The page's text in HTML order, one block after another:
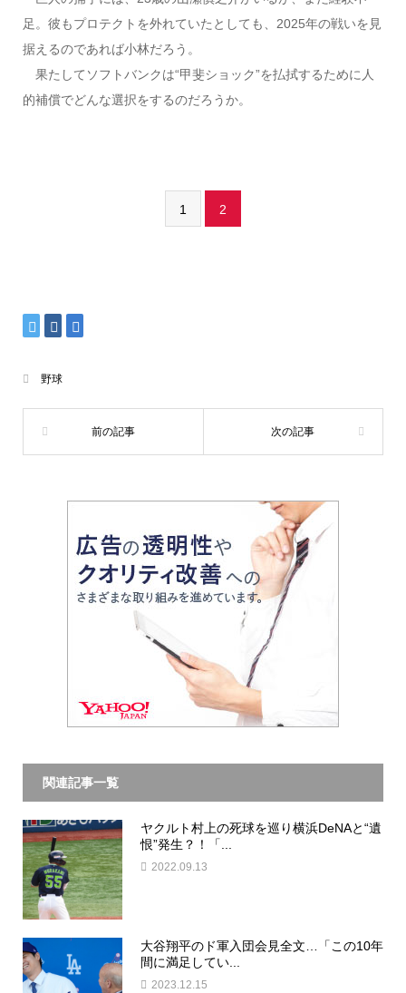
足。彼もプロテクトを外れていたとしても、2025年の戦いを見
据えるのであれば小林だろう。
果たしてソフトバンクは“甲斐ショック”を払拭するために人
的補償でどんな選択をするのだろうか。
1 2
野球
関連記事一覧
ヤクルト村上の死球を巡り横浜DeNAと“遺
恨”発生？！「...
2022.09.13
大谷翔平のド軍入団会見全文…「この10年
間に満足してい...
2023.12.15